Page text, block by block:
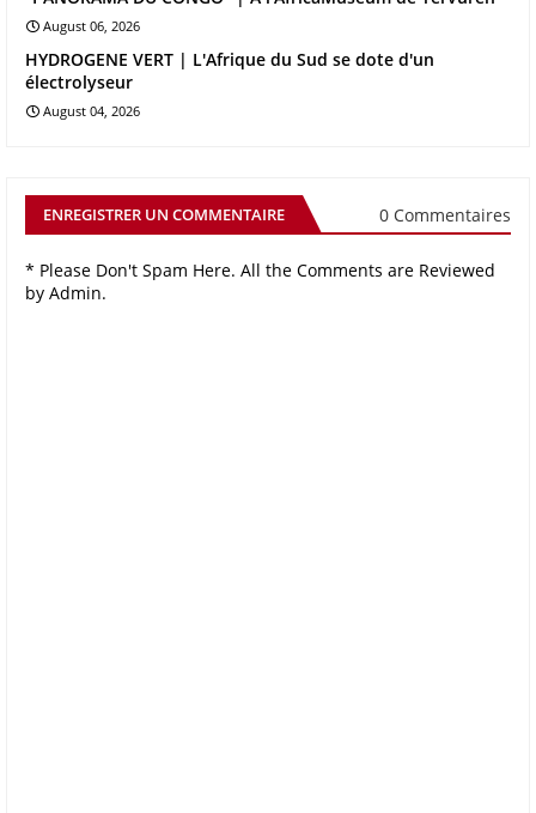
August 06, 2026
HYDROGENE VERT | L'Afrique du Sud se dote d'un
électrolyseur
August 04, 2026
ENREGISTRER UN COMMENTAIRE 0 Commentaires
* Please Don't Spam Here. All the Comments are Reviewed
by Admin.